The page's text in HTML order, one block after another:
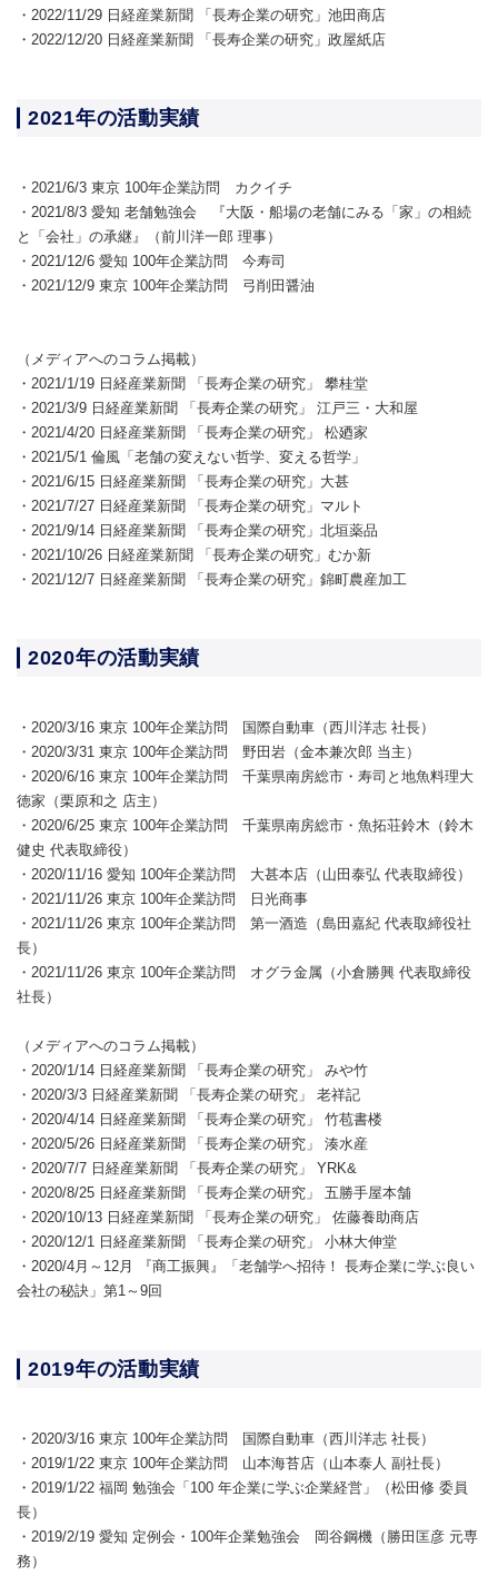
・2022/11/29 日経産業新聞 「長寿企業の研究」池田商店
・2022/12/20 日経産業新聞 「長寿企業の研究」政屋紙店
2021年の活動実績
・2021/6/3 東京 100年企業訪問 カクイチ
・2021/8/3 愛知 老舗勉強会 『大阪・船場の老舗にみる「家」の相続
と「会社」の承継』（前川洋一郎 理事）
・2021/12/6 愛知 100年企業訪問 今寿司
・2021/12/9 東京 100年企業訪問 弓削田醤油
（メディアへのコラム掲載）
・2021/1/19 日経産業新聞 「長寿企業の研究」 攀桂堂
・2021/3/9 日経産業新聞 「長寿企業の研究」 江戸三・大和屋
・2021/4/20 日経産業新聞 「長寿企業の研究」 松廼家
・2021/5/1 倫風「老舗の変えない哲学、変える哲学」
・2021/6/15 日経産業新聞 「長寿企業の研究」大甚
・2021/7/27 日経産業新聞 「長寿企業の研究」マルト
・2021/9/14 日経産業新聞 「長寿企業の研究」北垣薬品
・2021/10/26 日経産業新聞 「長寿企業の研究」むか新
・2021/12/7 日経産業新聞 「長寿企業の研究」錦町農産加工
2020年の活動実績
・2020/3/16 東京 100年企業訪問 国際自動車（西川洋志 社長）
・2020/3/31 東京 100年企業訪問 野田岩（金本兼次郎 当主）
・2020/6/16 東京 100年企業訪問 千葉県南房総市・寿司と地魚料理大
徳家（栗原和之 店主）
・2020/6/25 東京 100年企業訪問 千葉県南房総市・魚拓荘鈴木（鈴木
健史 代表取締役）
・2020/11/16 愛知 100年企業訪問 大甚本店（山田泰弘 代表取締役）
・2021/11/26 東京 100年企業訪問 日光商事
・2021/11/26 東京 100年企業訪問 第一酒造（島田嘉紀 代表取締役社
長）
・2021/11/26 東京 100年企業訪問 オグラ金属（小倉勝興 代表取締役
社長）
（メディアへのコラム掲載）
・2020/1/14 日経産業新聞 「長寿企業の研究」 みや竹
・2020/3/3 日経産業新聞 「長寿企業の研究」 老祥記
・2020/4/14 日経産業新聞 「長寿企業の研究」 竹苞書楼
・2020/5/26 日経産業新聞 「長寿企業の研究」 湊水産
・2020/7/7 日経産業新聞 「長寿企業の研究」 YRK&
・2020/8/25 日経産業新聞 「長寿企業の研究」 五勝手屋本舗
・2020/10/13 日経産業新聞 「長寿企業の研究」 佐藤養助商店
・2020/12/1 日経産業新聞 「長寿企業の研究」 小林大伸堂
・2020/4月～12月 『商工振興』「老舗学へ招待！ 長寿企業に学ぶ良い
会社の秘訣」第1～9回
2019年の活動実績
・2020/3/16 東京 100年企業訪問 国際自動車（西川洋志 社長）
・2019/1/22 東京 100年企業訪問 山本海苔店（山本泰人 副社長）
・2019/1/22 福岡 勉強会「100 年企業に学ぶ企業経営」（松田修 委員
長）
・2019/2/19 愛知 定例会・100年企業勉強会 岡谷鋼機（勝田匡彦 元専
務）